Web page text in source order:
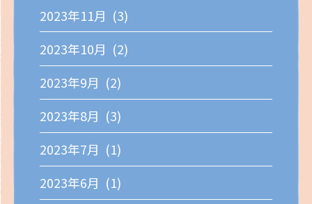
2023年11月 (3)
2023年10月 (2)
2023年9月 (2)
2023年8月 (3)
2023年7月 (1)
2023年6月 (1)